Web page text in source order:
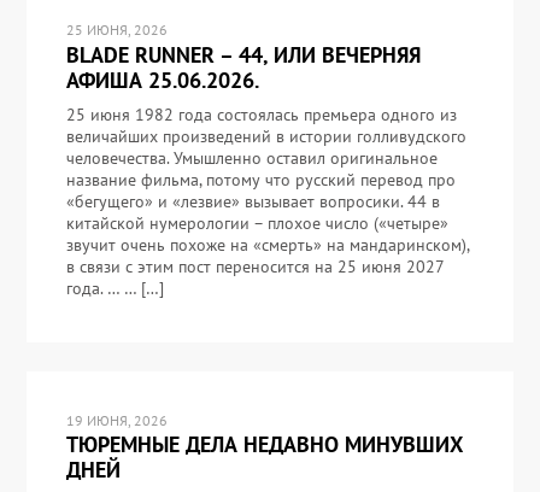
25 ИЮНЯ, 2026
BLADE RUNNER – 44, ИЛИ ВЕЧЕРНЯЯ
АФИША 25.06.2026.
25 июня 1982 года состоялась премьера одного из
величайших произведений в истории голливудского
человечества. Умышленно оставил оригинальное
название фильма, потому что русский перевод про
«бегущего» и «лезвие» вызывает вопросики. 44 в
китайской нумерологии – плохое число («четыре»
звучит очень похоже на «смерть» на мандаринском),
в связи с этим пост переносится на 25 июня 2027
года. … … […]
19 ИЮНЯ, 2026
ТЮРЕМНЫЕ ДЕЛА НЕДАВНО МИНУВШИХ
ДНЕЙ